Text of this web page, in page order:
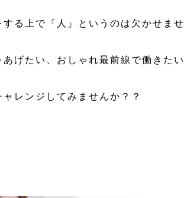
する上で『人』というのは欠かせ
あげたい、おしゃれ最前線で働きた
ャレンジしてみませんか？？